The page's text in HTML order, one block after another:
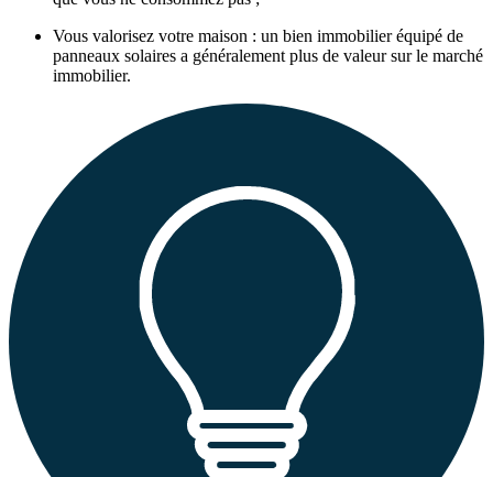
Vous valorisez votre maison : un bien immobilier équipé de
panneaux solaires a généralement plus de valeur sur le marché
immobilier.